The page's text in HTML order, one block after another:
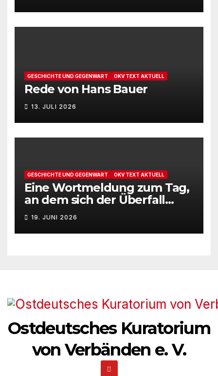
GESCHICHTE UND GEGENWART OKV TEXT AKTUELL
Rede von Hans Bauer
13. JULI 2026
GESCHICHTE UND GEGENWART OKV TEXT AKTUELL
Eine Wortmeldung zum Tag,
an dem sich der Überfall
Deutschlands auf die UdSSR
1941 zum 85. Male jährt
19. JUNI 2026
Ostdeutsches Kuratorium
von Verbänden e. V.